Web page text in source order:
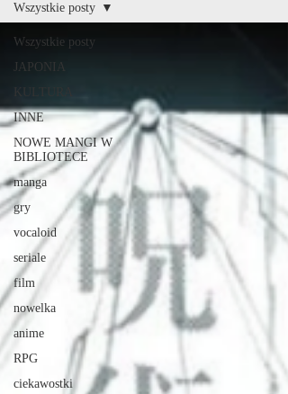
Wszystkie posty
JAPONIA
KULTURA
INNE
NOWE MANGI W
BIBLIOTECE
manga
gry
vocaloid
seriale
film
nowelka
anime
RPG
ciekawostki
Wszystkie posty